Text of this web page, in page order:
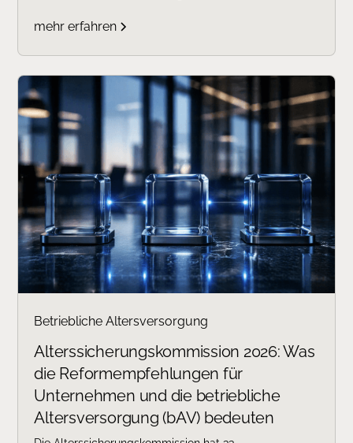
mehr erfahren
Betriebliche Altersversorgung
Alterssicherungskommission 2026: Was
die Reformempfehlungen für
Unternehmen und die betriebliche
Altersversorgung (bAV) bedeuten